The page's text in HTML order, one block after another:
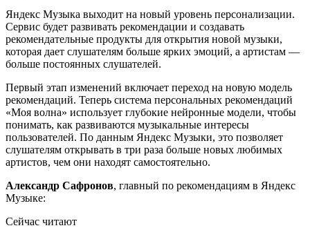
Яндекс Музыка выходит на новый уровень персонализации.
Сервис будет развивать рекомендации и создавать
рекомендательные продукты для открытия новой музыки,
которая дает слушателям больше ярких эмоций, а артистам —
больше постоянных слушателей.
Первый этап изменений включает переход на новую модель
рекомендаций. Теперь система персональных рекомендаций
«Моя волна» использует глубокие нейронные модели, чтобы
понимать, как развиваются музыкальные интересы
пользователей. По данным Яндекс Музыки, это позволяет
слушателям открывать в три раза больше новых любимых
артистов, чем они находят самостоятельно.
Александр Сафронов, главный по рекомендациям в Яндекс
Музыке:
Сейчас читают